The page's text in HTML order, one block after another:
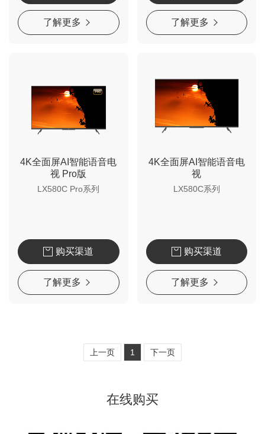
了解更多 了解更多
4K全面屏AI智能语音电
视 Pro版
LX580C Pro系列
购买渠道
了解更多
4K全面屏AI智能语音电
视
LX580C系列
购买渠道
了解更多
上一页 1 下一页
在线购买